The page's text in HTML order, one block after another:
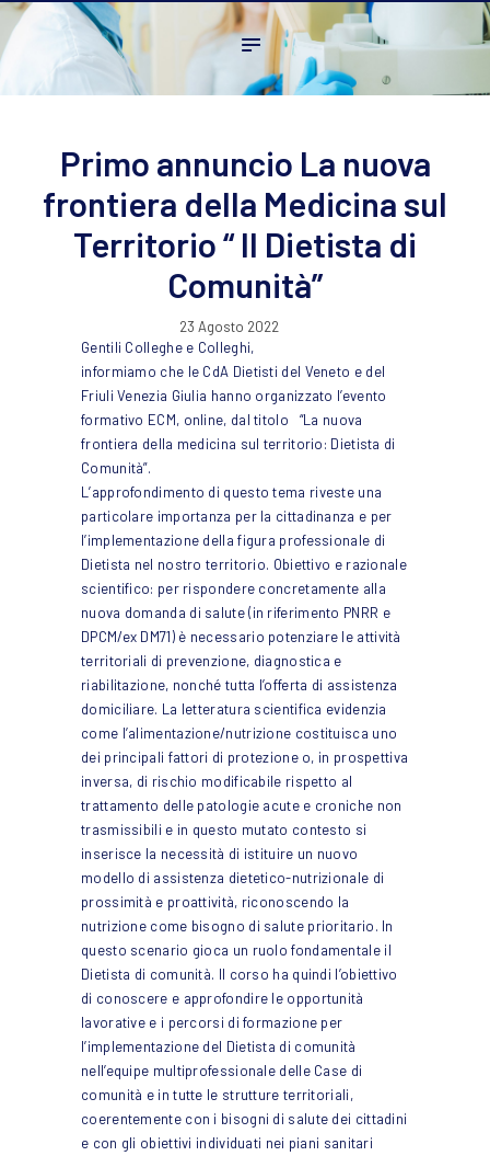
Home
L’ordine
Ambito Professionale
News
FAQ
Contatti
Primo annuncio La nuova
frontiera della Medicina sul
Territorio “ Il Dietista di
Comunità”
23 Agosto 2022
Gentili Colleghe e Colleghi,
informiamo che le CdA Dietisti del Veneto e del
Friuli Venezia Giulia hanno organizzato l’evento
formativo ECM, online, dal titolo “La nuova
frontiera della medicina sul territorio: Dietista di
Comunità”.
L’approfondimento di questo tema riveste una
particolare importanza per la cittadinanza e per
l’implementazione della figura professionale di
Dietista nel nostro territorio. Obiettivo e razionale
scientifico: per rispondere concretamente alla
nuova domanda di salute (in riferimento PNRR e
DPCM/ex DM71) è necessario potenziare le attività
territoriali di prevenzione, diagnostica e
riabilitazione, nonché tutta l’offerta di assistenza
domiciliare. La letteratura scientifica evidenzia
come l’alimentazione/nutrizione costituisca uno
dei principali fattori di protezione o, in prospettiva
inversa, di rischio modificabile rispetto al
trattamento delle patologie acute e croniche non
trasmissibili e in questo mutato contesto si
inserisce la necessità di istituire un nuovo
modello di assistenza dietetico-nutrizionale di
prossimità e proattività, riconoscendo la
nutrizione come bisogno di salute prioritario. In
questo scenario gioca un ruolo fondamentale il
Dietista di comunità. Il corso ha quindi l’obiettivo
di conoscere e approfondire le opportunità
lavorative e i percorsi di formazione per
l’implementazione del Dietista di comunità
nell’equipe multiprofessionale delle Case di
comunità e in tutte le strutture territoriali,
coerentemente con i bisogni di salute dei cittadini
e con gli obiettivi individuati nei piani sanitari